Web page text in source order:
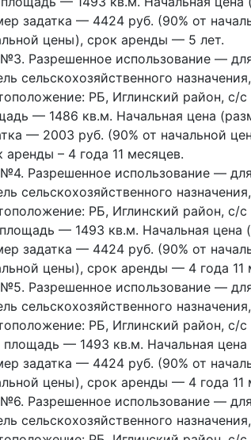
задатка — 4424 руб. (90% от
цены), срок аренды — 5 лет.
Разрешенное использование —
сельскохозяйственного
РБ, Иглинский район, с/
— 1486 кв.м. Начальная цена
— 2003 руб. (90% от начальной
аренды – 4 года 11 месяцев.
Разрешенное использование —
сельскохозяйственного
РБ, Иглинский район, с/
— 1493 кв.м. Начальная
задатка — 4424 руб. (90% от
цены), срок аренды — 4 года 11
Разрешенное использование —
сельскохозяйственного
РБ, Иглинский район, с/
площадь — 1493 кв.м. Начальная
задатка — 4424 руб. (90% от
цены), срок аренды — 4 года 11
Разрешенное использование —
сельскохозяйственного